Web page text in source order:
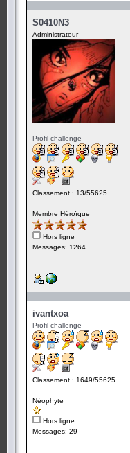
S0410N3
Administrateur
Profil challenge
Classement : 13/55625
Membre Héroïque
Hors ligne
Messages: 1264
ivantxoa
Profil challenge
Classement : 1649/55625
Néophyte
Hors ligne
Messages: 29